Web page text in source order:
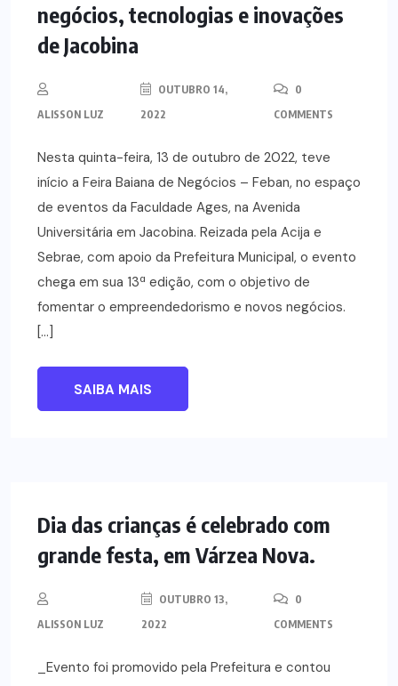
negócios, tecnologias e inovações
de Jacobina
ALISSON LUZ
OUTUBRO 14,
2022
0
COMMENTS
Nesta quinta-feira, 13 de outubro de 2022, teve
início a Feira Baiana de Negócios – Feban, no espaço
de eventos da Faculdade Ages, na Avenida
Universitária em Jacobina. Reizada pela Acija e
Sebrae, com apoio da Prefeitura Municipal, o evento
chega em sua 13ª edição, com o objetivo de
fomentar o empreendedorismo e novos negócios.
[…]
SAIBA MAIS
Dia das crianças é celebrado com
grande festa, em Várzea Nova.
ALISSON LUZ
OUTUBRO 13,
2022
0
COMMENTS
_Evento foi promovido pela Prefeitura e contou